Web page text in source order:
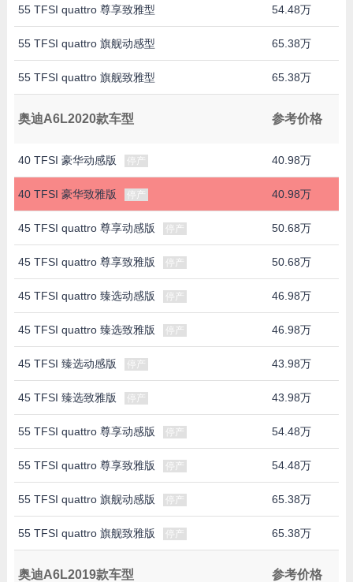
55 TFSI quattro 尊享致雅型 54.48万
55 TFSI quattro 旗舰动感型 65.38万
55 TFSI quattro 旗舰致雅型 65.38万
奥迪A6L2020款车型 参考价格
40 TFSI 豪华动感版 停产 40.98万
40 TFSI 豪华致雅版 停产 40.98万
45 TFSI quattro 尊享动感版 停产 50.68万
45 TFSI quattro 尊享致雅版 停产 50.68万
45 TFSI quattro 臻选动感版 停产 46.98万
45 TFSI quattro 臻选致雅版 停产 46.98万
45 TFSI 臻选动感版 停产 43.98万
45 TFSI 臻选致雅版 停产 43.98万
55 TFSI quattro 尊享动感版 停产 54.48万
55 TFSI quattro 尊享致雅版 停产 54.48万
55 TFSI quattro 旗舰动感版 停产 65.38万
55 TFSI quattro 旗舰致雅版 停产 65.38万
奥迪A6L2019款车型 参考价格